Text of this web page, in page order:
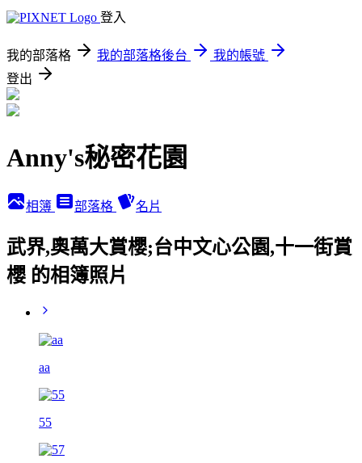
登入
我的部落格 我的部落格後台
我的帳號
登出
Anny's秘密花園
相簿 部落格 名片
武界,奧萬大賞櫻;台中文心公園,十一街賞
櫻 的相簿照片
aa
55